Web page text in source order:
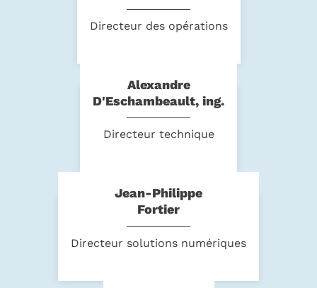
Directeur des opérations
Alexandre
D'Eschambeault, ing.
Directeur technique
Jean-Philippe
Fortier
Directeur solutions numériques